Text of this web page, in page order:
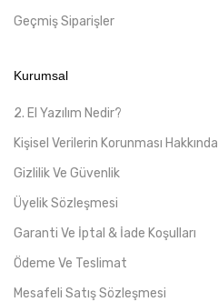
Geçmiş Siparişler
Kurumsal
2. El Yazılım Nedir?
Kişisel Verilerin Korunması Hakkında
Gizlilik Ve Güvenlik
Üyelik Sözleşmesi
Garanti Ve İptal & İade Koşulları
Ödeme Ve Teslimat
Mesafeli Satış Sözleşmesi